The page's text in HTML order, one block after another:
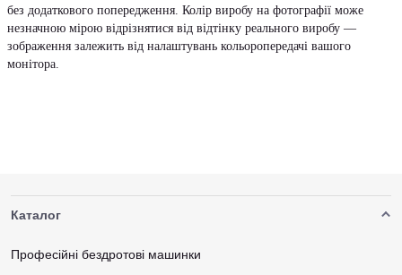
без додаткового попередження. Колір виробу на фотографії може
незначною мірою відрізнятися від відтінку реального виробу —
зображення залежить від налаштувань кольоропередачі вашого
монітора.
Каталог
Професійні бездротові машинки